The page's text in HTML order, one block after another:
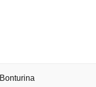
Bonturina